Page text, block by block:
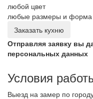
любой цвет
любые размеры и форма
Заказать кухню
Отправляя заявку вы
персональных данных
Условия
Выезд на замер по